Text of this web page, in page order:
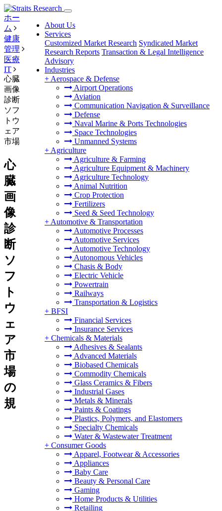
About Us
Services
Customized Market Research Syndicated Market
Research Reports Transaction & Legal Intelligence
Advisory
Industries
+ Aerospace & Defense
Airport Operations
Aviation
Communication Navigation & Surveillance
Defense
Naval Marine & Ports Technologies
Space Technologies
Unmanned Systems
+ Agriculture
Agriculture & Farming
Agriculture Equipment & Machinery
Agriculture Technology
Animal Nutrition
Crop Protection
Fertilizers
Seed & Seed Technology
+ Automotive & Transportation
Automotive Processes
Automotive Services
Automotive Technology
Autonomous Vehicles
Chasis & Body
Electric Vehicle
Powertrain
Railways
Transportation & Logistics
+ BFSI
Financial Services
Insurance Services
+ Chemicals & Materials
Adhesives & Sealants
Advanced Materials
Biobased Chemicals
Commodity Chemicals
Glass Ceramics & Fibers
Industrial Gases
Metals & Minerals
Paints & Coatings
Plastics, Polymers, and Elastomers
Specialty Chemicals
Water & Wastewater Treatment
+ Consumer Goods
Apparel, Footwear & Accessories
Appliances
Baby Care
Beauty & Personal Care
Gaming
Home Products & Utilities
Retailing
ホー
ム
健康
管理
医療
IT
心臓
画像
診断
ソフ
トウ
ェア
市場
心
臓
画
像
診
断
ソ
フ
ト
ウ
ェ
ア
市
場
の
規